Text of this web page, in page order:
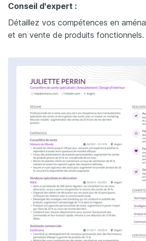
Conseil d'expert :
Détaillez vos compétences en
et en vente de produits fonctionnels.